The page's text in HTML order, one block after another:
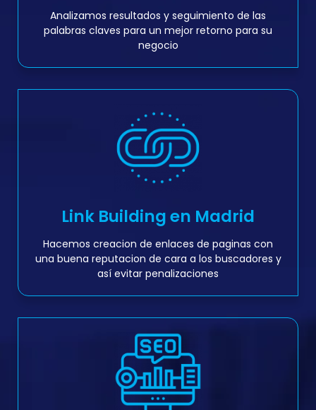
Analizamos resultados y seguimiento de las
palabras claves para un mejor retorno para su
negocio
Link Building en Madrid
Hacemos creacion de enlaces de paginas con
una buena reputacion de cara a los buscadores y
así evitar penalizaciones